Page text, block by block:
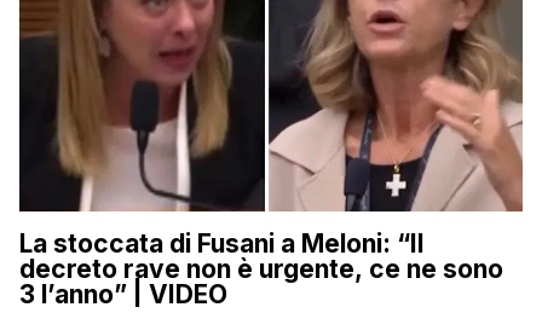
La stoccata di Fusani a Meloni: “Il
decreto rave non è urgente, ce ne sono
3 l’anno” | VIDEO